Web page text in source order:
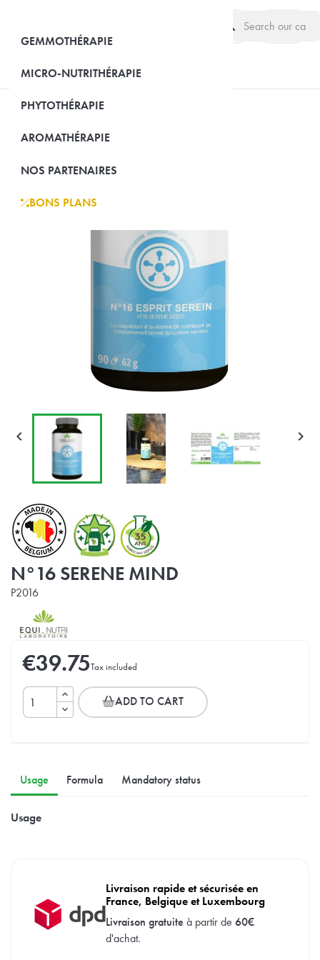
search
(0)
GEMMOTHÉRAPIE
MICRO-NUTRITHÉRAPIE
PHYTOTHÉRAPIE
AROMATHÉRAPIE
NOS PARTENAIRES
BONS PLANS
 
N°16 SERENE MIND
P2016
€39.75Tax included
ADD TO CART
Usage Formula Mandatory status
Usage
Livraison rapide et sécurisée en
France, Belgique et Luxembourg
Livraison gratuite à partir de 60€
d'achat.